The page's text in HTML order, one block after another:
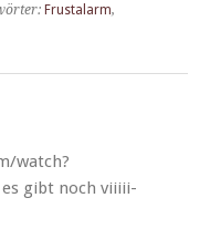
Frustalarm,
watch?
es gibt noch vii­i­i­i­